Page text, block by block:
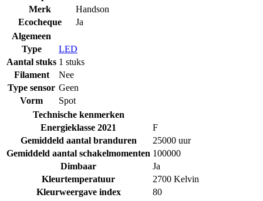
Merk
Handson
Ecocheque
Ja
Algemeen
Type
LED
Aantal stuks 1 stuks
Filament
Nee
Type sensor Geen
Vorm
Spot
Technische kenmerken
Energieklasse 2021
F
Gemiddeld aantal branduren
25000 uur
Gemiddeld aantal schakelmomenten 100000
Dimbaar
Ja
Kleurtemperatuur
2700 Kelvin
Kleurweergave index
80